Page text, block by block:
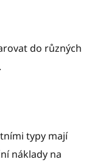
do různých
typy mají
náklady na